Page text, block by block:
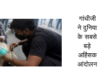
गांधीजी
ने दुनिया
के सबसे
बड़े
अहिंसक
आंदोलन